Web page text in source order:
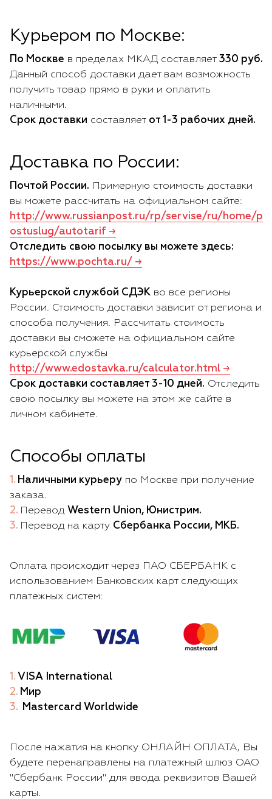
Курьером по Москве:
По Москве в пределах МКАД cоставляет 330 руб.
Данный способ доставки дает вам возможность
получить товар прямо в руки и оплатить
наличными.
Срок доставки составляет от 1-3 рабочих дней.
Доставка по России:
Почтой России. Примерную стоимость доставки
вы можете рассчитать на официальном сайте:
http://www.russianpost.ru/rp/servise/ru/home/p
ostuslug/autotarif →
Отследить свою посылку вы можете здесь:
https://www.pochta.ru/ →
Курьерской службой СДЭК во все регионы
России. Стоимость доставки зависит от региона и
способа получения. Рассчитать стоимость
доставки вы сможете на официальном сайте
курьерской службы
http://www.edostavka.ru/calculator.html →
Срок доставки составляет 3-10 дней. Отследить
свою посылку вы можете на этом же сайте в
личном кабинете.
Способы оплаты
Наличными курьеру по Москве при получение
заказа.
Перевод Western Union, Юнистрим.
Перевод на карту Сбербанка России, МКБ.
Оплата происходит через ПАО СБЕРБАНК с
использованием Банковских карт следующих
платежных систем:
VISA International
Мир
Mastercard Worldwide
После нажатия на кнопку ОНЛАЙН ОПЛАТА, Вы
будете перенаправлены на платежный шлюз ОАО
"Сбербанк России" для ввода реквизитов Вашей
карты.